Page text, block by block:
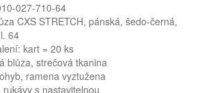
027-710-64
CXS STRETCH, pánská, šedo-černá,
64
kart = 20 ks
blůza, strečová tkanina
ramena vyztužena
s nastavitelnou